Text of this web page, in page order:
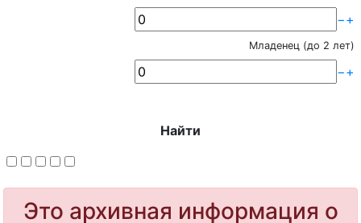
−+
Младенец (до 2 лет)
−+
Найти
Это архивная информация о